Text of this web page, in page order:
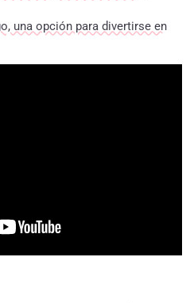
una opción para divertirse en